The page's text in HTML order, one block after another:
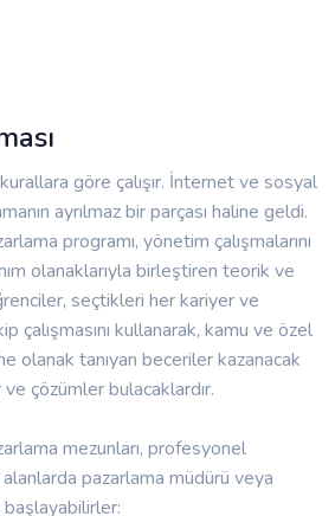
göre çalışır. İnternet ve sosyal
ayrılmaz bir parçası haline geldi.
programı, yönetim çalışmalarını
olanaklarıyla birleştiren teorik ve
seçtikleri her kariyer ve
çalışmasını kullanarak, kamu ve özel
olanak tanıyan beceriler kazanacak
çözümler bulacaklardır.
mezunları, profesyonel
pazarlama müdürü veya
başlayabilirler: